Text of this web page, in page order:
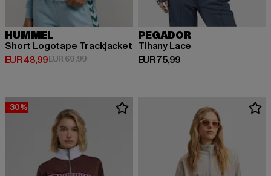
HUMMEL
Short Logotape Trackjacket
EUR 48,99
Derzeitiger Preis: EUR 48,99
EUR 69,99Aktionspreis: EUR 69,99
PEGADOR
Tihany Lace
EUR 75,99
Derzeitiger Preis: EUR 75,99
-30%